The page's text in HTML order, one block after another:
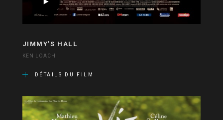
JIMMY’S HALL
KEN LOACH
DÉTAILS DU FILM